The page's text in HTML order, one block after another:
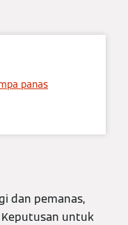
panas
dan pemanas,
Keputusan untuk